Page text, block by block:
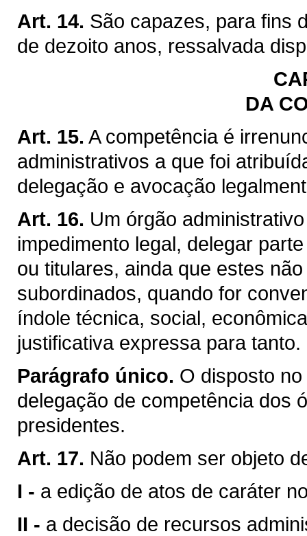
Art. 14. São capazes, para fins
de dezoito anos, ressalvada
DA
Art. 15. A competência é
administrativos a que foi
delegação e avocação
Art. 16. Um órgão
impedimento legal, delegar
ou titulares, ainda que estes
subordinados, quando for
índole técnica, social,
justificativa expressa para tanto.
Parágrafo único. O disposto
delegação de competência dos
presidentes.
Art. 17. Não podem ser objeto
I - a edição de atos de caráter
II - a decisão de recursos